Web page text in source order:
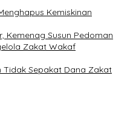
Kemiskinan
Kemenag Susun Pedoman
Zakat Wakaf
Tidak Sepakat Dana Zakat